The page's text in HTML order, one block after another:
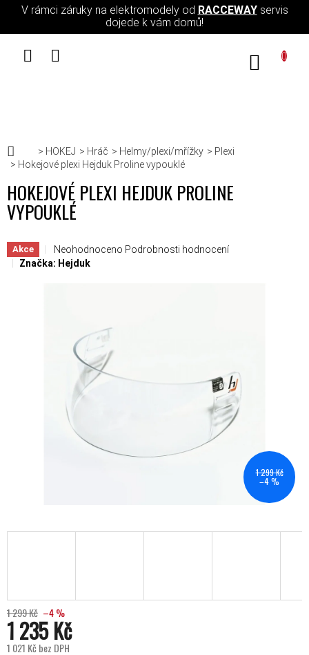
Přejít na obsah
V rámci záruky na elektromodely od RACCEWAYservis
dojede k vám domů!
Domů
HOKEJ Hráč Helmy/plexi/mřížky
Plexi
Hokejové plexi Hejduk Proline vypouklé
HOKEJOVÉ PLEXI HEJDUK PROLINE
VYPOUKLÉ
Akce Průměrné hodnocení produktu je 0,0 z 5 hvězdiček.
Neohodnoceno Podrobnosti hodnocení
Značka: Hejduk
1 299 Kč
–4 %
1 299 Kč –4 %
1 235 Kč
1 021 Kč bez DPH